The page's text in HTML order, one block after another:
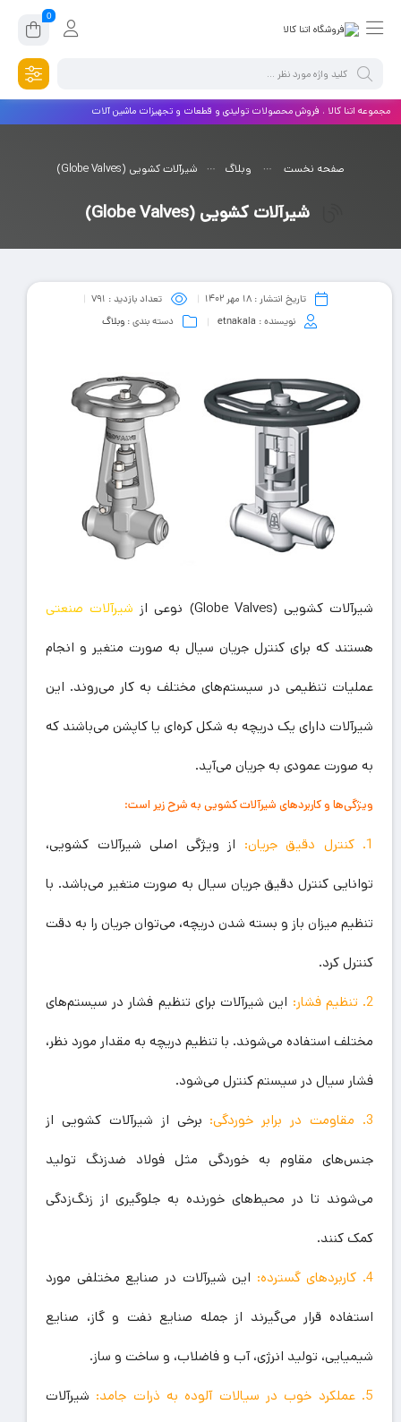
0
مجموعه اتنا کالا ، فروش محصولات تولیدی و قطعات و تجهیزات ماشین آلات
صفحه نخست وبلاگ شیرآلات کشویی (Globe Valves)
شیرآلات کشویی (Globe Valves)
تاریخ انتشار : ۱۸ مهر ۱۴۰۲ تعداد بازدید : 791
نویسنده : etnakala دسته بندی : وبلاگ
شیرآلات کشویی (Globe Valves) نوعی از شیرآلات صنعتی
هستند که برای کنترل جریان سیال به صورت متغیر و انجام
عملیات تنظیمی در سیستم‌های مختلف به کار می‌روند. این
شیرآلات دارای یک دریچه به شکل کره‌ای یا کاپشن می‌باشند که
به صورت عمودی به جریان می‌آید.
ویژگی‌ها و کاربردهای شیرآلات کشویی به شرح زیر است:
1. کنترل دقیق جریان: از ویژگی اصلی شیرآلات کشویی،
توانایی کنترل دقیق جریان سیال به صورت متغیر می‌باشد. با
تنظیم میزان باز و بسته شدن دریچه، می‌توان جریان را به دقت
کنترل کرد.
2. تنظیم فشار: این شیرآلات برای تنظیم فشار در سیستم‌های
مختلف استفاده می‌شوند. با تنظیم دریچه به مقدار مورد نظر،
فشار سیال در سیستم کنترل می‌شود.
3. مقاومت در برابر خوردگی: برخی از شیرآلات کشویی از
جنس‌های مقاوم به خوردگی مثل فولاد ضدزنگ تولید
می‌شوند تا در محیط‌های خورنده به جلوگیری از زنگ‌زدگی
کمک کنند.
4. کاربردهای گسترده: این شیرآلات در صنایع مختلفی مورد
استفاده قرار می‌گیرند از جمله صنایع نفت و گاز، صنایع
شیمیایی، تولید انرژی، آب و فاضلاب، و ساخت و ساز.
5. عملکرد خوب در سیالات آلوده به ذرات جامد: شیرآلات